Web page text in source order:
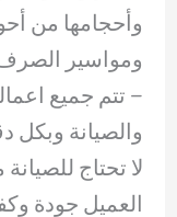
وأحجامها من
ومواسير
– ‏تتم جميع
والصيانة وبكل
لا تحتاج
العميل جودة